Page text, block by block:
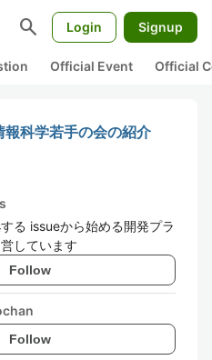
search Login Signup
Official Event Official
科学若手の会の紹介
る issueから始める開発プラ
しています
Follow
Follow